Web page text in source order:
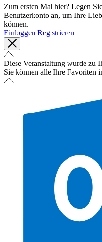
Zum ersten Mal hier? Legen
Benutzerkonto an, um Ihre
können.
Einloggen Registrieren
Diese Veranstaltung wurde zu
Sie können alle Ihre Favoriten